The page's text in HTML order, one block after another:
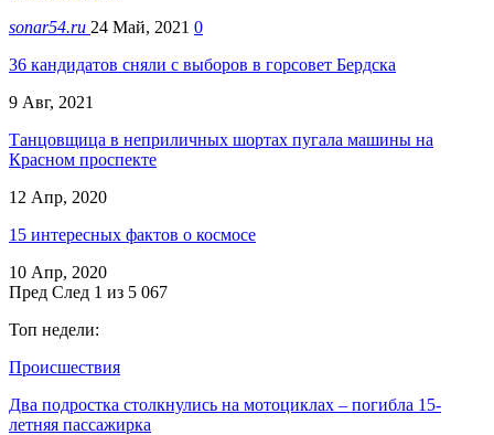
sonar54.ru 24 Май, 2021 0
36 кандидатов сняли с выборов в горсовет Бердска
9 Авг, 2021
Танцовщица в неприличных шортах пугала машины на
Красном проспекте
12 Апр, 2020
15 интересных фактов о космосе
10 Апр, 2020
Пред След 1 из 5 067
Топ недели:
Происшествия
Два подростка столкнулись на мотоциклах – погибла 15-
летняя пассажирка